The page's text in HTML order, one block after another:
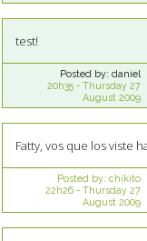
test!
Posted by: daniel
20h35- Thursday 27
August 2009
Fatty, vos que los viste
Posted by: chikito
22h26- Thursday 27
August 2009